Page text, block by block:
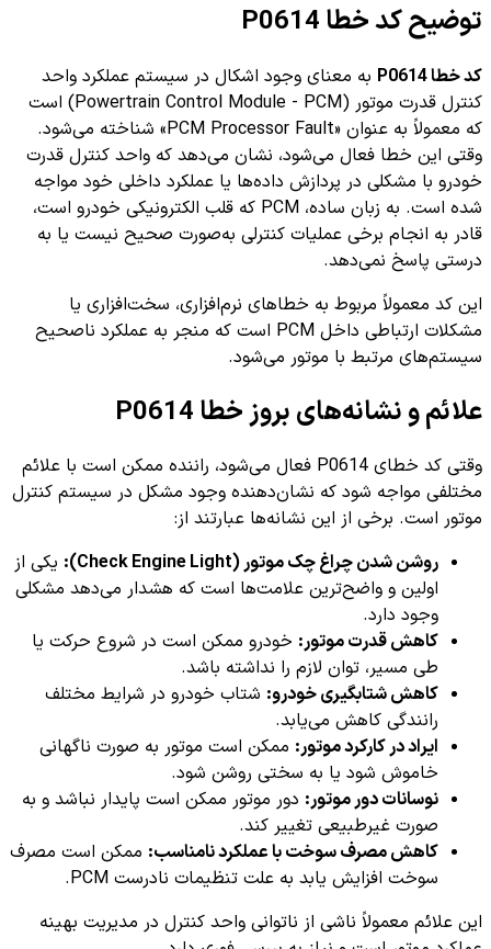
توضیح کد خطا P0614
کد خطا P0614
به معنای وجود اشکال در سیستم عملکرد واحد
کنترل قدرت موتور (Powertrain Control Module - PCM) است
که معمولاً به عنوان «PCM Processor Fault» شناخته می‌شود.
وقتی این خطا فعال می‌شود، نشان می‌دهد که واحد کنترل قدرت
خودرو با مشکلی در پردازش داده‌ها یا عملکرد داخلی خود مواجه
شده است. به زبان ساده، PCM که قلب الکترونیکی خودرو است،
قادر به انجام برخی عملیات کنترلی به‌صورت صحیح نیست یا به
درستی پاسخ نمی‌دهد.
این کد معمولاً مربوط به خطاهای نرم‌افزاری، سخت‌افزاری یا
مشکلات ارتباطی داخل PCM است که منجر به عملکرد ناصحیح
سیستم‌های مرتبط با موتور می‌شود.
علائم و نشانه‌های بروز خطا P0614
وقتی کد خطای P0614 فعال می‌شود، راننده ممکن است با علائم
مختلفی مواجه شود که نشان‌دهنده وجود مشکل در سیستم کنترل
موتور است. برخی از این نشانه‌ها عبارتند از:
روشن شدن چراغ چک موتور (Check Engine Light):
یکی از
اولین و واضح‌ترین علامت‌ها است که هشدار می‌دهد مشکلی
وجود دارد.
کاهش قدرت موتور: خودرو ممکن است در شروع حرکت یا
طی مسیر، توان لازم را نداشته باشد.
کاهش شتابگیری خودرو: شتاب خودرو در شرایط مختلف
رانندگی کاهش می‌یابد.
ایراد در کارکرد موتور: ممکن است موتور به صورت ناگهانی
خاموش شود یا به سختی روشن شود.
نوسانات دور موتور: دور موتور ممکن است پایدار نباشد و به
صورت غیرطبیعی تغییر کند.
کاهش مصرف سوخت با عملکرد نامناسب: ممکن است مصرف
سوخت افزایش یابد به علت تنظیمات نادرست PCM.
این علائم معمولاً ناشی از ناتوانی واحد کنترل در مدیریت بهینه